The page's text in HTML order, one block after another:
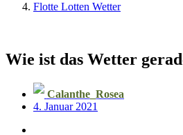
Flotte Lotten Wetter
Wie ist das Wetter
Calanthe_Rosea
4. Januar 2021